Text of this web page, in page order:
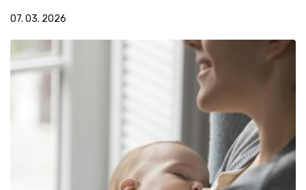
07. 03. 2026